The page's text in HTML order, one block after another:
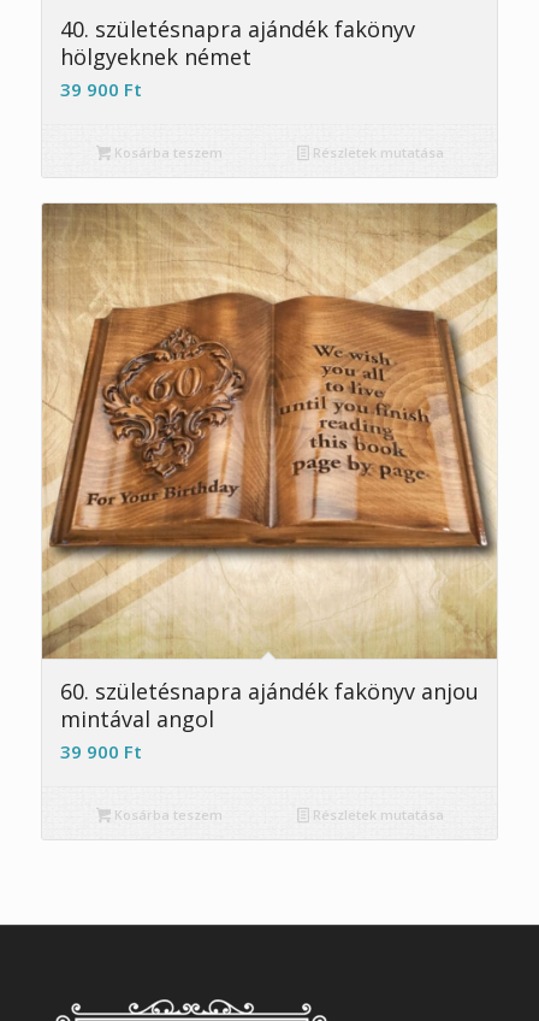
40. születésnapra ajándék fakönyv
hölgyeknek német
39 900 Ft
Kosárba teszem Részletek mutatása
60. születésnapra ajándék fakönyv anjou
mintával angol
39 900 Ft
Kosárba teszem Részletek mutatása